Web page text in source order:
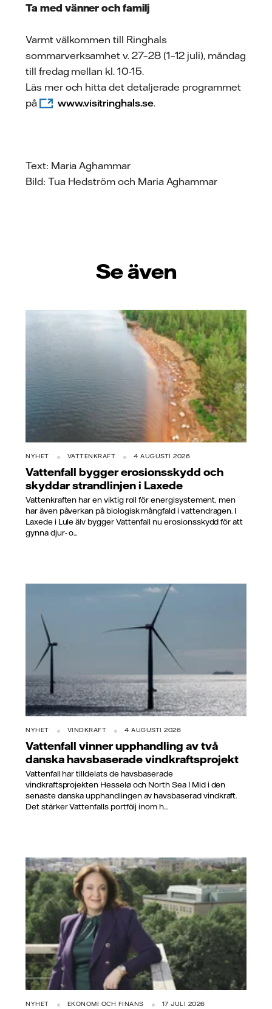
sommarverksamheten.
hemma?
– Nej, hemma får jag inte
ha något lego… Men på
jobbet har jag som tur är
Du jobbar med lego på
– Det bästa med jobbet
upptäcker vi nya sätt att
använda lego för våra
kunder. Det kan till
teambyggande och att
använda lego som ett
kommunikationsverktyg,
berättar David.
Ta med vänner och familj
Varmt välkommen till Ringhals
sommarverksamhet v. 27–28 (1–12 juli), måndag
till fredag mellan kl. 10-15.
Läs mer och hitta det detaljerade programmet
på
www.visitringhals.se.
Text: Maria Aghammar
Bild: Tua Hedström och Maria Aghammar
Se även
NYHET VATTENKRAFT 4 AUGUSTI 2026
Vattenfall bygger erosionsskydd och
skyddar strandlinjen i Laxede
Vattenkraften har en viktig roll för energisystement, men
har även påverkan på biologisk mångfald i vattendragen. I
Laxede i Lule älv bygger Vattenfall nu erosionsskydd för att
gynna djur- o...
NYHET VINDKRAFT 4 AUGUSTI 2026
Vattenfall vinner upphandling av två
danska havsbaserade vindkraftsprojekt
Vattenfall har tilldelats de havsbaserade
vindkraftsprojekten Hesselø och North Sea I Mid i den
senaste danska upphandlingen av havsbaserad vindkraft.
Det stärker Vattenfalls portfölj inom h...
NYHET EKONOMI OCH FINANS 17 JULI 2026